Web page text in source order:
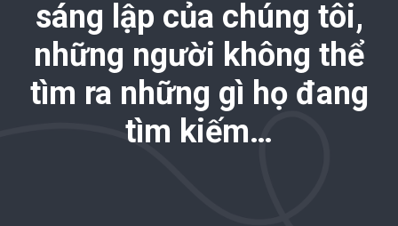
sáng lập của chúng tôi,
những người không thể
tìm ra những gì họ đang
tìm kiếm…